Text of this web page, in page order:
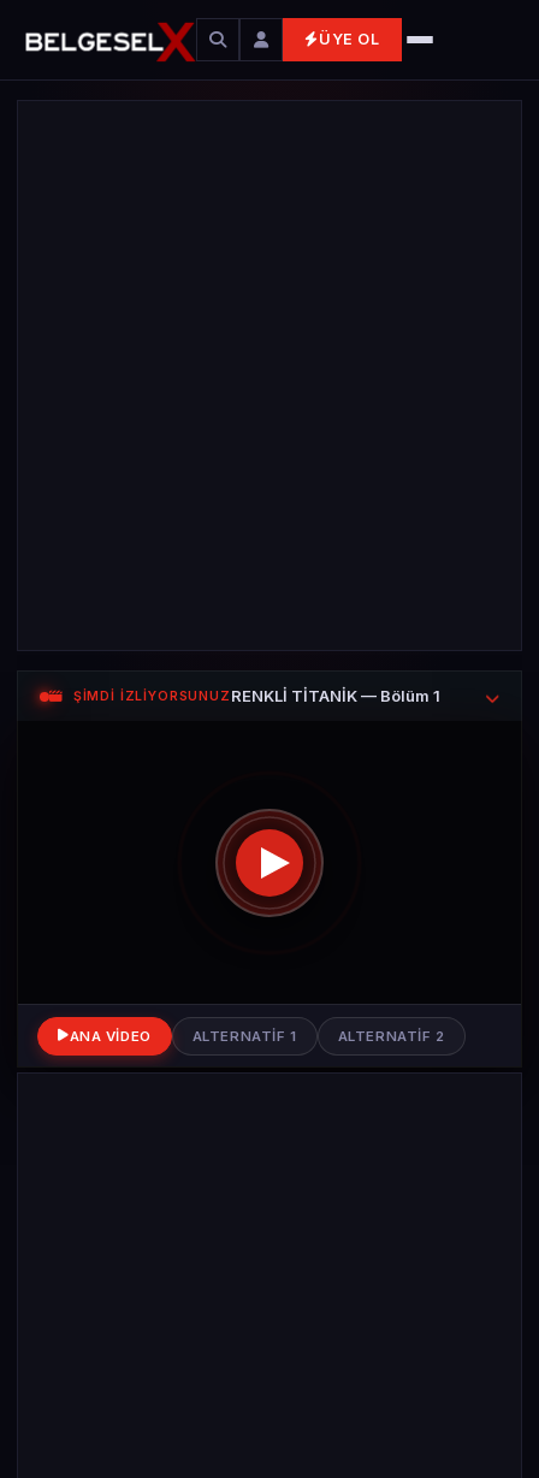
ÜYE OL
ŞİMDİ İZLİYORSUNUZ RENKLİ TİTANİK — Bölüm 1
ANA VIDEO ALTERNATIF 1 ALTERNATIF 2